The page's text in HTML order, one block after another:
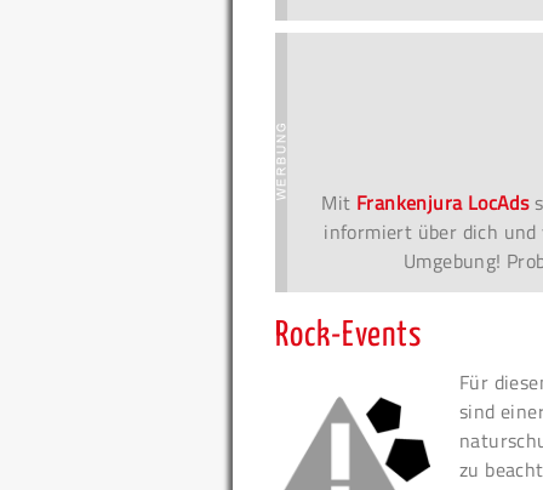
Mit Frankenjura LocAds
informiert über dich
Umgebung!
Rock-Events
Für
sind
zu